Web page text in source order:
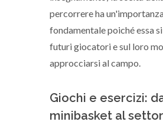
percorrere ha
fondamentale poiché essa
futuri giocatori e sul loro
approcciarsi al campo.
Giochi e esercizi:
minibasket al